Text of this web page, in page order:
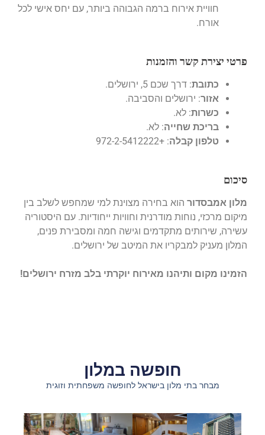
חוויית אירוח ברמה הגבוהה ביותר, עם יחס אישי לכל
אורח.
פרטי יצירת קשר והזמנות
כתובת: דרך שכם 5, ירושלים.
אזור: ירושלים והסביבה.
כשרות: לא.
בריכת שחייה: לא.
טלפון קבלה: +972-2-5412222
סיכום
מלון אמבסדור הוא בחירה מצוינת למי שמחפש לשלב בין
מיקום מרכזי, נוחות מודרנית וחוויות ייחודיות. עם היסטוריה
עשירה, שירותים מתקדמים וגישה חמה ומסבירת פנים,
המלון מעניק למבקריו את המיטב של ירושלים.
הזמינו מקום ותיהנו מאירוח יוקרתי בלב מזרח ירושלים!
חופשה במלון
מבחר בתי מלון בישראל לחופשה משפחתית וזוגית